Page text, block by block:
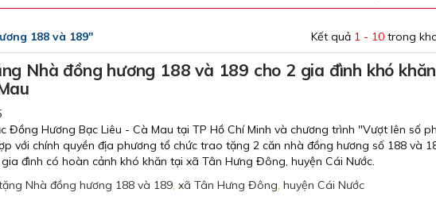
188 và 189" Kết quả 1 - 10 trong
Nhà đồng hương 188 và 189 cho 2 gia đình khó khăn
Đồng Hương Bạc Liêu - Cà Mau tại TP Hồ Chí Minh và chương trình "Vượt lên số
với chính quyền địa phương tổ chức trao tặng 2 căn nhà đồng hương số 188 và
đình có hoàn cảnh khó khăn tại xã Tân Hưng Đông, huyện Cái Nước.
Nhà đồng hương 188 và 189, xã Tân Hưng Đông, huyện Cái Nước